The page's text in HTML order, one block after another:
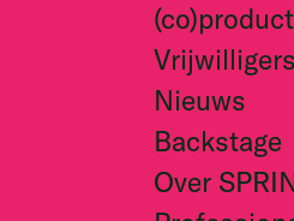
Vrijwilligers
Nieuws
Backstage
Over